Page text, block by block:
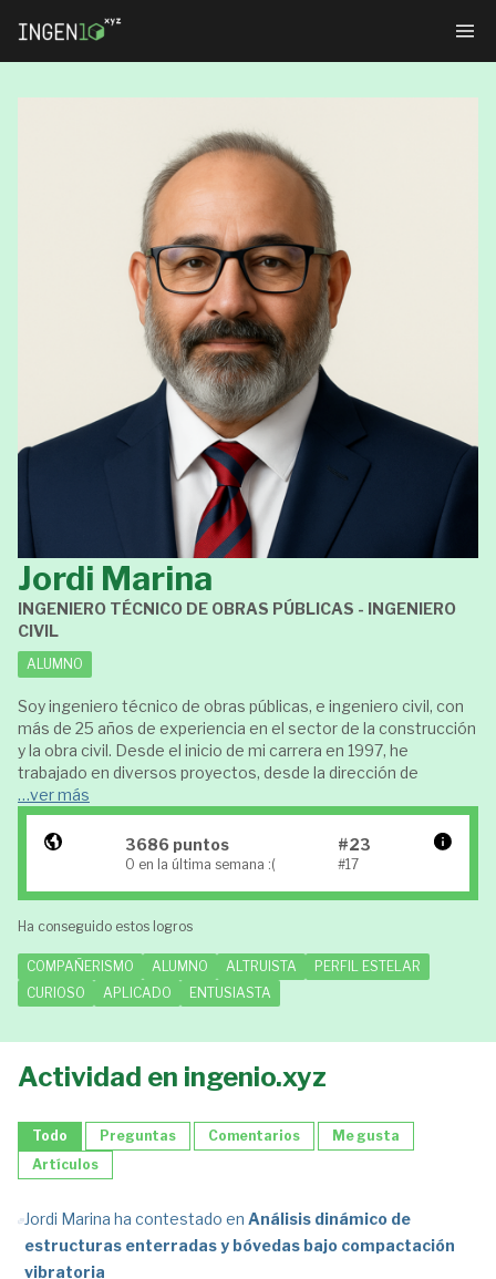
Jordi Marina
INGENIERO TÉCNICO DE OBRAS PÚBLICAS - INGENIERO
CIVIL
ALUMNO
Soy ingeniero técnico de obras públicas, e ingeniero civil, con
más de 25 años de experiencia en el sector de la construcción
y la obra civil. Desde el inicio de mi carrera en 1997, he
trabajado en diversos proyectos, desde la dirección de
…ver más
3686 puntos
0 en la última semana :(
#23
#17
Ha conseguido estos logros
COMPAÑERISMO ALUMNO ALTRUISTA
PERFIL ESTELAR
CURIOSO
APLICADO ENTUSIASTA
Actividad en ingenio.xyz
Todo Preguntas Comentarios
Me gusta
Artículos
Jordi Marina ha contestado enAnálisis dinámico de
estructuras enterradas y bóvedas bajo compactación
vibratoria